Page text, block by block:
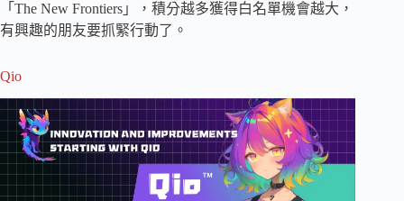
「The New Frontiers」，積分越多獲得白名單機會越大，
有興趣的朋友要抓緊行動了。
Qio